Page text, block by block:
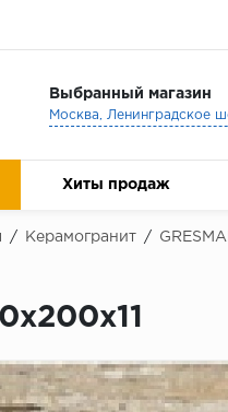
Выбранный магазин
Хиты продаж
/ Керамогранит /